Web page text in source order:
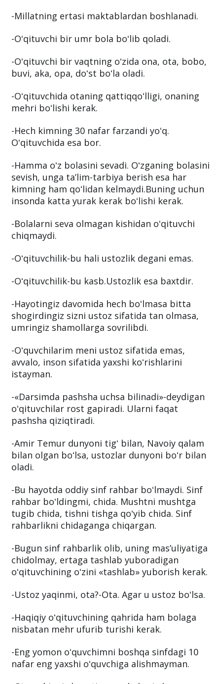
-Millatning ertasi maktablardan boshlanadi.
-Oʻqituvchi bir umr bola boʻlib qoladi.
-Oʻqituvchi bir vaqtning oʻzida ona, ota, bobo,
buvi, aka, opa, doʻst boʻla oladi.
-Oʻqituvchida otaning qattiqqoʻlligi, onaning
mehri boʻlishi kerak.
-Hech kimning 30 nafar farzandi yoʻq.
Oʻqituvchida esa bor.
-Hamma oʻz bolasini sevadi. Oʻzganing bolasini
sevish, unga taʼlim-tarbiya berish esa har
kimning ham qoʻlidan kelmaydi.Buning uchun
insonda katta yurak kerak boʻlishi kerak.
-Bolalarni seva olmagan kishidan oʻqituvchi
chiqmaydi.
-Oʻqituvchilik-bu hali ustozlik degani emas.
-Oʻqituvchilik-bu kasb.Ustozlik esa baxtdir.
-Hayotingiz davomida hech boʻlmasa bitta
shogirdingiz sizni ustoz sifatida tan olmasa,
umringiz shamollarga sovrilibdi.
-Oʻquvchilarim meni ustoz sifatida emas,
avvalo, inson sifatida yaxshi koʻrishlarini
istayman.
-«Darsimda pashsha uchsa bilinadi»-deydigan
oʻqituvchilar rost gapiradi. Ularni faqat
pashsha qiziqtiradi.
-Amir Temur dunyoni tigʻ bilan, Navoiy qalam
bilan olgan boʻlsa, ustozlar dunyoni boʻr bilan
oladi.
-Bu hayotda oddiy sinf rahbar boʻlmaydi. Sinf
rahbar boʻldingmi, chida. Mushtni mushtga
tugib chida, tishni tishga qoʻyib chida. Sinf
rahbarlikni chidaganga chiqargan.
-Bugun sinf rahbarlik olib, uning masʼuliyatiga
chidolmay, ertaga tashlab yuboradigan
oʻqituvchining oʻzini «tashlab» yuborish kerak.
-Ustoz yaqinmi, ota?-Ota. Agar u ustoz boʻlsa.
-Haqiqiy oʻqituvchining qahrida ham bolaga
nisbatan mehr ufurib turishi kerak.
-Eng yomon oʻquvchimni boshqa sinfdagi 10
nafar eng yaxshi oʻquvchiga alishmayman.